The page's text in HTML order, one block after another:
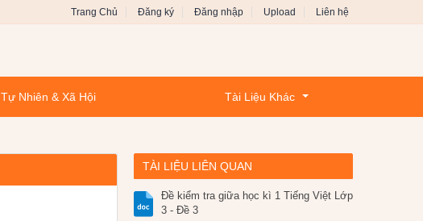
Trang Chủ Đăng ký Đăng nhập Upload Liên hệ
Tự Nhiên & Xã Hội Tài Liệu Khác
TÀI LIỆU LIÊN QUAN
Đề kiểm tra giữa học kì 1 Tiếng Việt Lớp
3 - Đề 3